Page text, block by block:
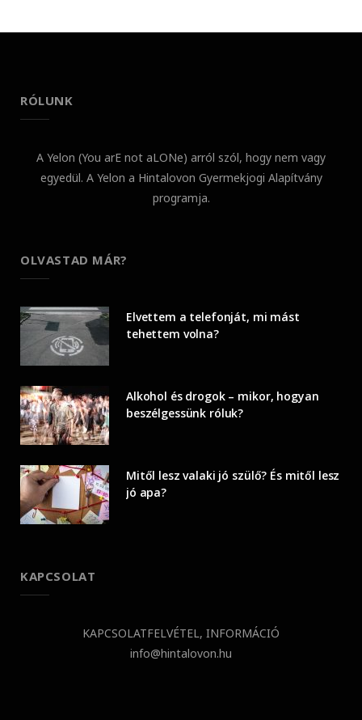
RÓLUNK
A Yelon (You arE not aLONe) arról szól, hogy nem vagy
egyedül. A Yelon a Hintalovon Gyermekjogi Alapítvány
programja.
OLVASTAD MÁR?
Elvettem a telefonját, mi mást
tehettem volna?
Alkohol és drogok – mikor, hogyan
beszélgessünk róluk?
Mitől lesz valaki jó szülő? És mitől lesz
jó apa?
KAPCSOLAT
KAPCSOLATFELVÉTEL, INFORMÁCIÓ
info@hintalovon.hu